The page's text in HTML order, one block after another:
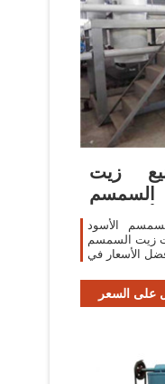
زيت
السمسم
الأسود في
الأسود
زيت السمسم
الأسعار في
على السعر